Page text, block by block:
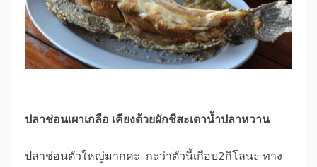
ปลาช่อนเผาเกลือ เคียงด้วยผักชีสะเดาน้ำปลาหวาน
ปลาช่อนตัวใหญ่มากคะ กะว่าตัวนี้เกือบ2กิโลนะ ทาง